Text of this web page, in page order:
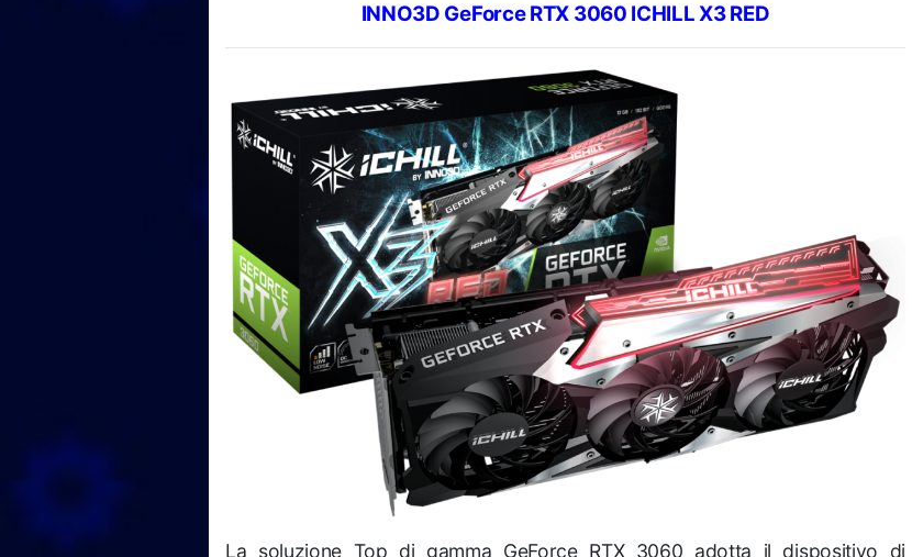
INNO3D GeForce RTX 3060 ICHILL X3 RED
La soluzione Top di gamma GeForce RTX 3060 adotta il dispositivo di